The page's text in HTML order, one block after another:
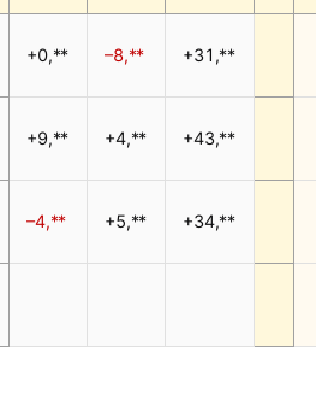
+0,** –8,** +31,**
+9,** +4,** +43,**
–4,** +5,** +34,**